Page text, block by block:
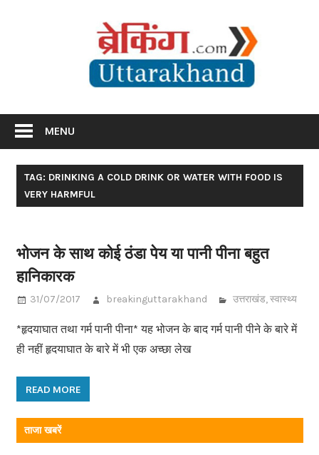
MENU
TAG: DRINKING A COLD DRINK OR WATER WITH FOOD IS
VERY HARMFUL
भोजन के साथ कोई ठंडा पेय या पानी पीना बहुत
हानिकारक
31/07/2017 breakinguttarakhand उत्तराखंड,स्वास्थ्य
*हृदयाघात तथा गर्म पानी पीना* यह भोजन के बाद गर्म पानी पीने के बारे में
ही नहीं हृदयाघात के बारे में भी एक अच्छा लेख
READ MORE
ताजा खबरें